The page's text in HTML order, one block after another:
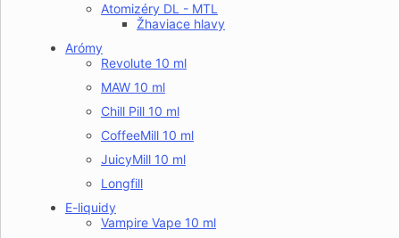
Atomizéry DL - MTL
Žhaviace hlavy
Arómy
Revolute 10 ml
MAW 10 ml
Chill Pill 10 ml
CoffeeMill 10 ml
JuicyMill 10 ml
Longfill
E-liquidy
Vampire Vape 10 ml